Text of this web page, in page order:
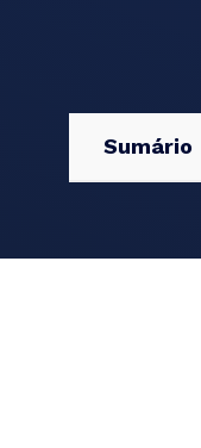
Sumário